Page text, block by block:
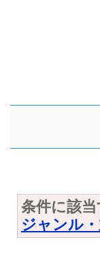
条件に該
ジャンル